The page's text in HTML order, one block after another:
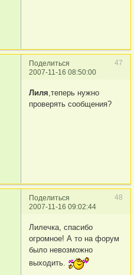
Поделиться
47
2007-11-16 08:50:00
Лиля,теперь нужно
проверять сообщения?
Поделиться
48
2007-11-16 09:02:44
Лилечка, спасибо
огромное! А то на форум
было невозможно
выходить.